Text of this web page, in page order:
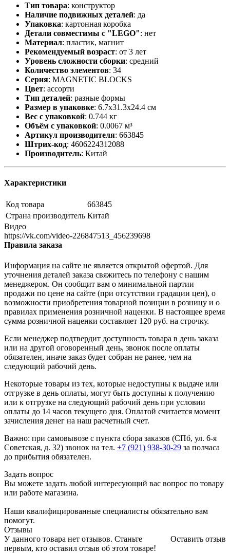
Тип товара: конструктор
Наличие подвижных деталей: да
Упаковка: картонная коробка
Детали совместимы с "LEGO": нет
Материал: пластик, магнит
Рекомендуемый возраст: от 3 лет
Уровень сложности сборки: средний
Количество элементов: 34
Серия: MAGNETIC BLOCKS
Цвет: ассорти
Тип деталей: разные формы
Размер в упаковке: 6.7x31.3x24.4 см
Вес с упаковкой: 0.744 кг
Объём с упаковкой: 0.0067 м³
Артикул производителя: 663845
Штрих-код: 4606224312088
Производитель: Китай
Характеристики
Код товара
663845
Страна производитель Китай
Видео
https://vk.com/video-226847513_456239698
Правила заказа
Информация на сайте не является открытой офертой. Для
уточнения деталей заказа свяжитесь по телефону с нашим
менеджером. Он сообщит вам о минимальной партии
продажи по цене на сайте (при отсутствии градации цен), о
возможности приобретения товарной позиции в розницу и о
правилах применения розничной наценки. В настоящее время
сумма розничной наценки составляет 120 руб. на строчку.
Если менеджер подтвердит доступность товара в день заказа
или на другой оговоренный день, звонок после оплаты
обязателен, иначе заказ будет собран не ранее, чем на
следующий рабочий день.
Некоторые товары из тех, которые недоступны к выдаче или
отгрузке в день оплаты, могут быть доступны к получению
или к отгрузке на следующий рабочий день при условии
оплаты до 14 часов текущего дня. Оплатой считается момент
зачисления денег на наш расчетный счет.
Важно: при самовывозе с пункта сборa заказов (СПб, ул. 6-я
Советская, д. 32) звонок на тел. +7 (921) 938-30-29 за полчаса
до прибытия обязателен.
Задать вопрос
Вы можете задать любой интересующий вас вопрос по товару
или работе магазина.
Наши квалифицированные специалисты обязательно вам
помогут.
Отзывы
Оставить отзыв
У данного товара нет отзывов. Станьте
первым, кто оставил отзыв об этом товаре!